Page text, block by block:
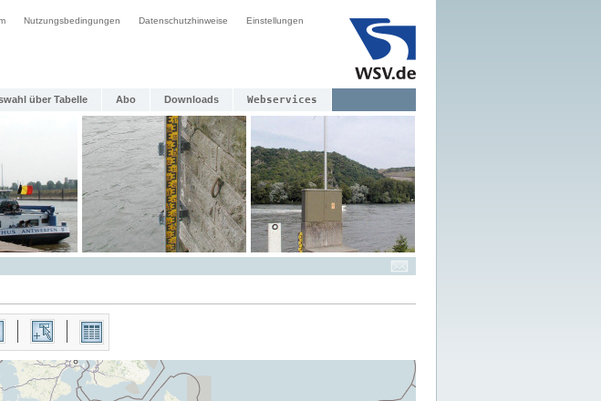
Nutzungsbedingungen Datenschutzhinweise Einstellungen
über Tabelle Abo Downloads Webservices